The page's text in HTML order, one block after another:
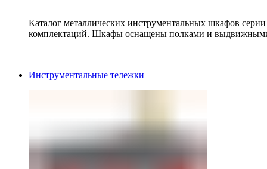
Каталог металлических инструментальных шкафов
комплектаций. Шкафы оснащены полками и
Инструментальные тележки